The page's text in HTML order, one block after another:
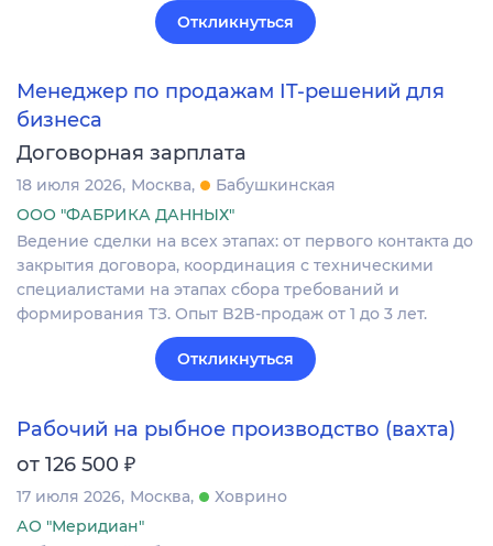
Откликнуться
Менеджер по продажам IT-решений для
бизнеса
Договорная зарплата
18 июля 2026 Москва
Бабушкинская
ООО "ФАБРИКА ДАННЫХ"
Ведение сделки на всех этапах: от первого контакта до
закрытия договора, координация с техническими
специалистами на этапах сбора требований и
формирования ТЗ. Опыт B2B-продаж от 1 до 3 лет.
Откликнуться
Рабочий на рыбное производство (вахта)
от 126 500 ₽
17 июля 2026 Москва
Ховрино
АО "Меридиан"